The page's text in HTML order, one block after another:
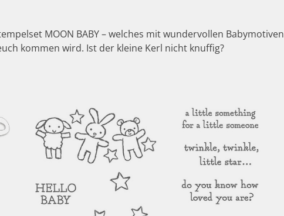
MOON BABY – welches mit wundervollen Babymotiven
kommen wird. Ist der kleine Kerl nicht knuffig?